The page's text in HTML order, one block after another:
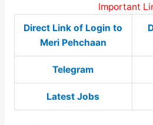
Important
Direct Link of Login to
Meri Pehchaan
Telegram
Latest Jobs